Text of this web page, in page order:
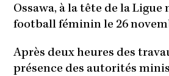
Ossawa, à la tête de la Ligue
football féminin le 26
Après deux heures des
présence des autorités